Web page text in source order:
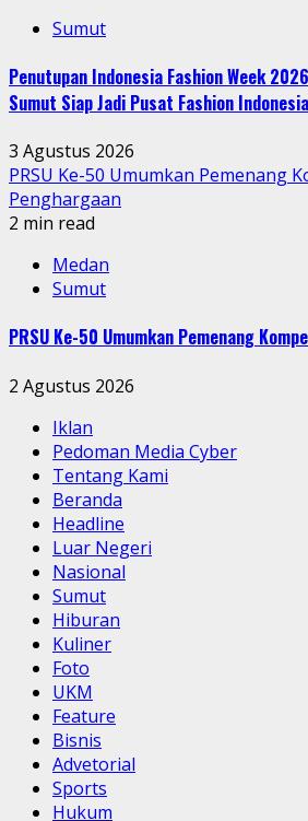
Sumut
Penutupan Indonesia Fashion Week
Sumut Siap Jadi Pusat Fashion
3 Agustus 2026
PRSU Ke-50 Umumkan Pemenang
Penghargaan
2 min read
Medan
Sumut
PRSU Ke-50 Umumkan Pemenang
2 Agustus 2026
Iklan
Pedoman Media Cyber
Tentang Kami
Beranda
Headline
Luar Negeri
Nasional
Sumut
Hiburan
Kuliner
Foto
UKM
Feature
Bisnis
Advetorial
Sports
Hukum